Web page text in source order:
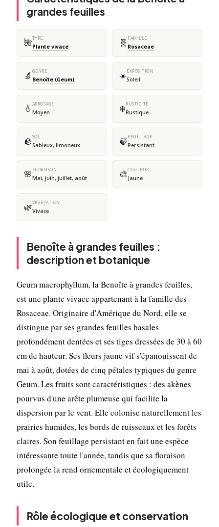
grandes feuilles
🌺TYPE
Plante vivace 🧬 FAMILLE
Rosaceae
🔬 GENRE
Benoîte (Geum) ☀️EXPOSITION
Soleil
💧 ARROSAGE
Moyen ❄️RUSTICITÉ
Rustique
🪨SOL
Sableux, limoneux 🍃FEUILLAGE
Persistant
🌸 FLORAISON
Mai, juin, juillet, août 🎨COULEUR
Jaune
🌿VÉGÉTATION
Vivace
Benoîte à grandes feuilles :
description et botanique
Geum macrophyllum, la Benoîte à grandes feuilles,
est une plante vivace appartenant à la famille des
Rosaceae. Originaire d'Amérique du Nord, elle se
distingue par ses grandes feuilles basales
profondément dentées et ses tiges dressées de 30 à 60
cm de hauteur. Ses fleurs jaune vif s'épanouissent de
mai à août, dotées de cinq pétales typiques du genre
Geum. Les fruits sont caractéristiques : des akènes
pourvus d'une arête plumeuse qui facilite la
dispersion par le vent. Elle colonise naturellement les
prairies humides, les bords de ruisseaux et les forêts
claires. Son feuillage persistant en fait une espèce
intéressante toute l'année, tandis que sa floraison
prolongée la rend ornementale et écologiquement
utile.
Rôle écologique et conservation